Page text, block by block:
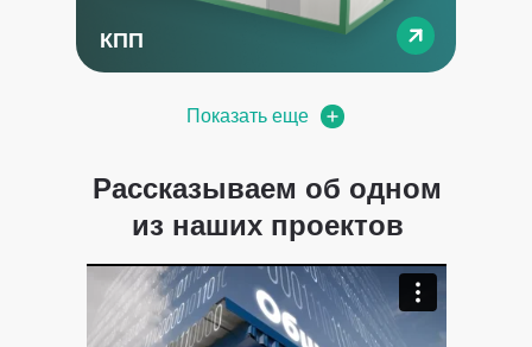
КПП
Показать еще
Показать еще
Рассказываем об одном
из наших проектов